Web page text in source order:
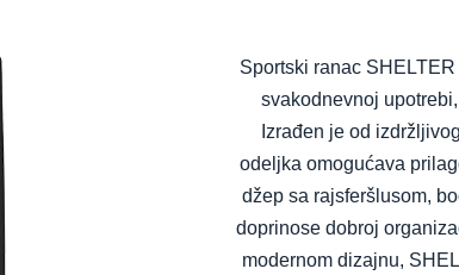
Sportski ranac
svakodnevnoj
Izrađen je od
odeljka omogućava
džep sa rajsferšlusom,
doprinose dobroj
modernom dizajnu,